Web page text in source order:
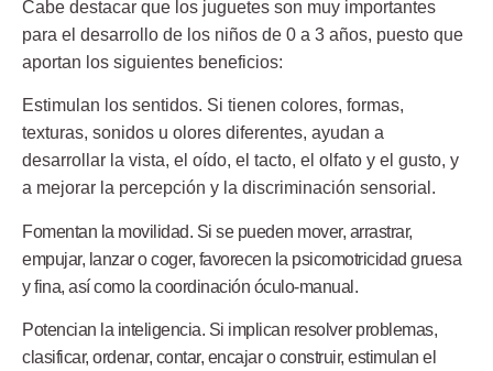
Cabe destacar que los juguetes son muy importantes
para el desarrollo de los niños de 0 a 3 años, puesto que
aportan los siguientes beneficios:
Estimulan los sentidos. Si tienen colores, formas,
texturas, sonidos u olores diferentes, ayudan a
desarrollar la vista, el oído, el tacto, el olfato y el gusto, y
a mejorar la percepción y la discriminación sensorial.
Fomentan la movilidad. Si se pueden mover, arrastrar,
empujar, lanzar o coger, favorecen la psicomotricidad gruesa
y fina, así como la coordinación óculo-manual.
Potencian la inteligencia. Si implican resolver problemas,
clasificar, ordenar, contar, encajar o construir, estimulan el